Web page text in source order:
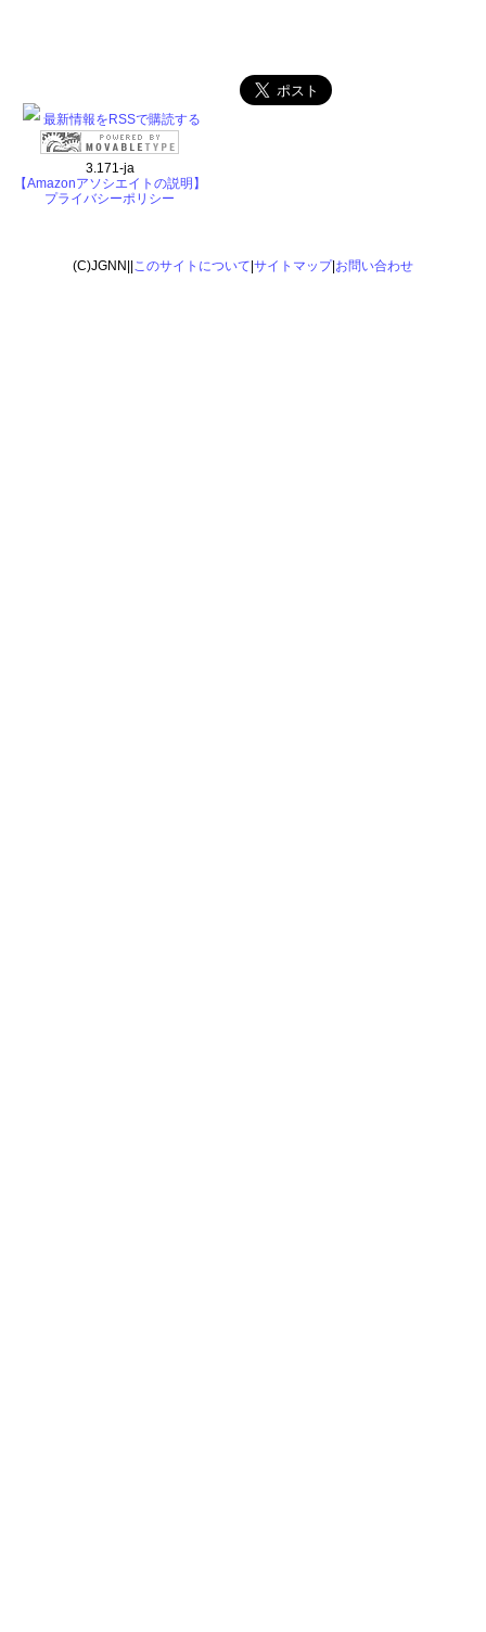
最新情報をRSSで購読する
3.171-ja
【Amazonアソシエイトの説明】
プライバシーポリシー
(C)JGNN|| このサイトについて サイトマップ| お問い合わせ